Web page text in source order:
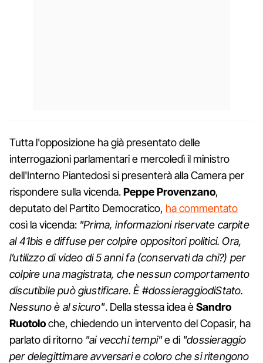
Tutta l'opposizione ha già presentato delle
interrogazioni parlamentari e mercoledì il ministro
dell'Interno Piantedosi si presenterà alla Camera per
rispondere sulla vicenda.Peppe Provenzano,
deputato del Partito Democratico, ha commentato
così la vicenda: "Prima, informazioni riservate carpite
al 41bis e diffuse per colpire oppositori politici. Ora,
l’utilizzo di video di 5 anni fa (conservati da chi?) per
colpire una magistrata, che nessun comportamento
discutibile può giustificare. È #dossieraggiodiStato.
Nessuno è al sicuro". Della stessa idea èSandro
Ruotoloche, chiedendo un intervento del Copasir, ha
parlato di ritorno "ai vecchi tempi"e di "dossieraggio
per delegittimare avversari e coloro che si ritengono